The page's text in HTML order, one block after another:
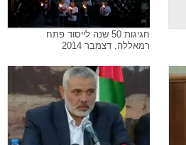
חגיגות 50 שנה לייסוד פתח 
רמאללה, דצמבר 2014